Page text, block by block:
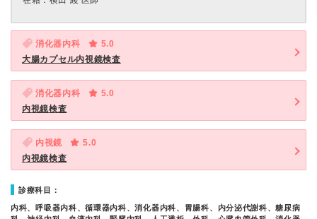
消化器内科
5.0
大腸カプセル内視鏡検査
消化器内科
5.0
内視鏡検査
内視鏡
5.0
内視鏡検査
診療科目：
内科、呼吸器内科、循環器内科、消化器内科、胃腸科、内分泌代謝科、糖尿病